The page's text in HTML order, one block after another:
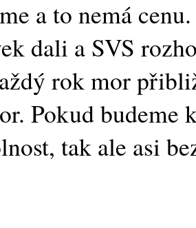
a to nemá
dali a SVS
rok mor
Pokud budeme
tak ale asi